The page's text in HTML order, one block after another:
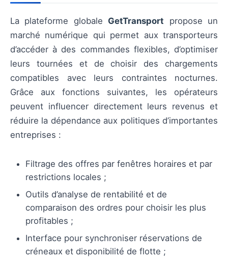
La plateforme globale GetTransport propose un
marché numérique qui permet aux transporteurs
d’accéder à des commandes flexibles, d’optimiser
leurs tournées et de choisir des chargements
compatibles avec leurs contraintes nocturnes.
Grâce aux fonctions suivantes, les opérateurs
peuvent influencer directement leurs revenus et
réduire la dépendance aux politiques d’importantes
entreprises :
Filtrage des offres par fenêtres horaires et par
restrictions locales ;
Outils d’analyse de rentabilité et de
comparaison des ordres pour choisir les plus
profitables ;
Interface pour synchroniser réservations de
créneaux et disponibilité de flotte ;